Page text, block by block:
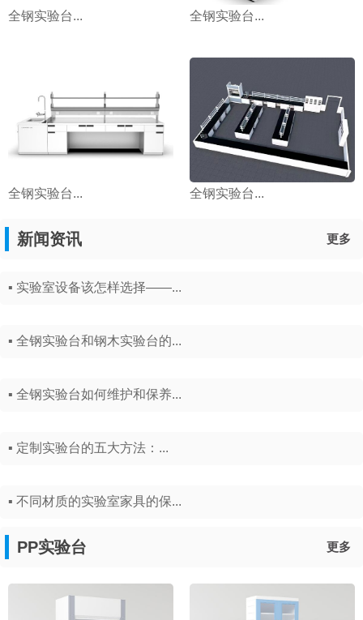
全钢实验台... 全钢实验台...
全钢实验台... 全钢实验台...
新闻资讯 更多
▪ 实验室设备该怎样选择——...
▪ 全钢实验台和钢木实验台的...
▪ 全钢实验台如何维护和保养...
▪ 定制实验台的五大方法：...
▪ 不同材质的实验室家具的保...
PP实验台 更多